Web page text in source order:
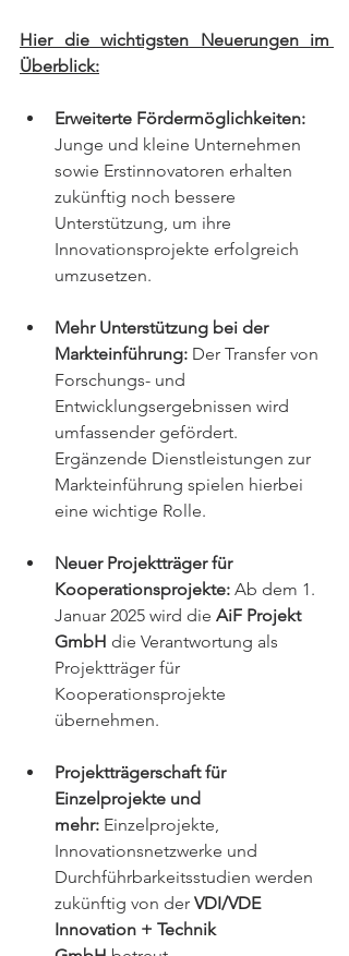
Hier die wichtigsten Neuerungen im
Überblick:
Erweiterte Fördermöglichkeiten:
Junge und kleine Unternehmen
sowie Erstinnovatoren erhalten
zukünftig noch bessere
Unterstützung, um ihre
Innovationsprojekte erfolgreich
umzusetzen.
Mehr Unterstützung bei der
Markteinführung: Der Transfer von
Forschungs- und
Entwicklungsergebnissen wird
umfassender gefördert.
Ergänzende Dienstleistungen zur
Markteinführung spielen hierbei
eine wichtige Rolle.
Neuer Projektträger für
Kooperationsprojekte: Ab dem 1.
Januar 2025 wird die AiF Projekt
GmbH die Verantwortung als
Projektträger für
Kooperationsprojekte
übernehmen.
Projektträgerschaft für
Einzelprojekte und
mehr: Einzelprojekte,
Innovationsnetzwerke und
Durchführbarkeitsstudien werden
zukünftig von der VDI/VDE
Innovation + Technik